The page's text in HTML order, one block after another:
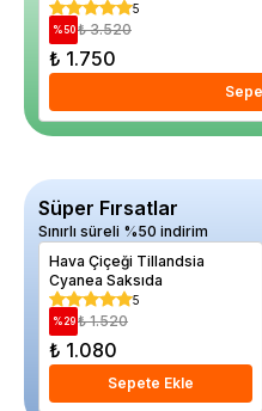
5
% 50 ₺ 3.520
₺ 1.750
Süper Fırsatlar
Sınırlı süreli %50 indirim
Hava Çiçeği Tillandsia
Cyanea Saksıda
5
%29 ₺ 1.520
₺ 1.080
Sepete Ekle